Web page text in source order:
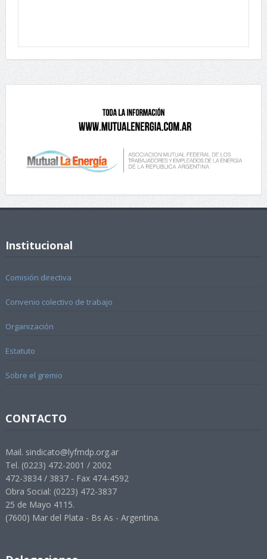
Institucional
Comisión directiva
Convenio colectivo de trabajo
Organización
Estatuto
Sobre el gremio
CONTACTO
Mail. sindicato@lyfmdp.org.ar
Tel. (0223) 472-2001 / 2002
472-3834 / 3837 - Fax 474-4592
Obra Social: (0223) 472-3837
25 de Mayo 4115.
(7600) Mar del Plata - Bs As - Argentina.